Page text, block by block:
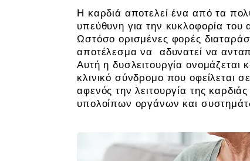
Η καρδιά αποτελεί ένα από τα
υπεύθυνη για την κυκλοφορία
Ωστόσο ορισμένες φορές
αποτέλεσμα να αδυνατεί να
Αυτή η δυσλειτουργία ονομάζεται
κλινικό σύνδρομο που οφείλεται
αφενός την λειτουργία της
υπολοίπων οργάνων και